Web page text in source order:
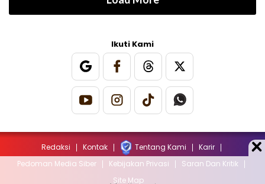
Ikuti Kami
Redaksi Kontak Tentang Kami
Karir
Pedoman Media Siber
Kebijakan Privasi
Saran Dan Kritik
Site Map